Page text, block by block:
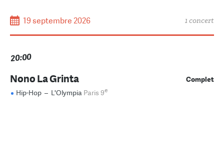
19 septembre 2026 1 concert
20:00
Complet
Nono La Grinta
Hip-Hop – L'Olympia Paris 9e